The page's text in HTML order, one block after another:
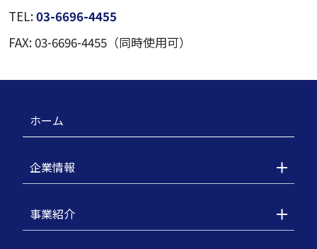
TEL:03-6696-4455
FAX: 03-6696-4455（同時使用可）
ホーム
企業情報
事業紹介